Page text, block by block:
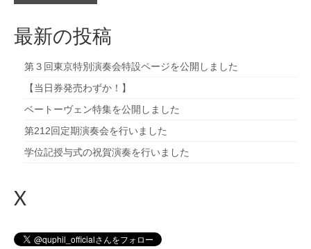
最新の投稿
第３回東京特別演奏会特設ページを公開しました
【当日券発売わずか！】
ベートーヴェン特集を公開しました
第212回定期演奏会を行いました
学位記授与式の祝賀演奏を行いました
X